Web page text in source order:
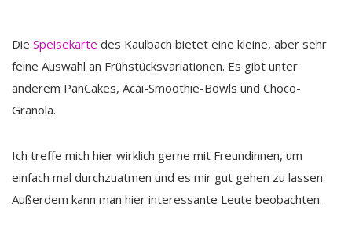
Die Speisekarte des Kaulbach bietet eine kleine, aber sehr
feine Auswahl an Frühstücksvariationen. Es gibt unter
anderem PanCakes, Acai-Smoothie-Bowls und Choco-
Granola.
Ich treffe mich hier wirklich gerne mit Freundinnen, um
einfach mal durchzuatmen und es mir gut gehen zu lassen.
Außerdem kann man hier interessante Leute beobachten.